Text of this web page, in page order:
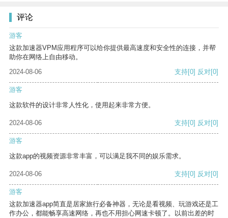
评论
游客
这款加速器VPM应用程序可以给你提供最高速度和安全性的连接，并帮
助你在网络上自由移动。
2024-08-06
支持[0] 反对[0]
游客
这款软件的设计非常人性化，使用起来非常方便。
2024-08-06 支持[0] 反对[0]
游客
这款app的视频资源非常丰富，可以满足我不同的娱乐需求。
2024-08-06 支持[0] 反对[0]
游客
这款加速器app简直是居家旅行必备神器，无论是看视频、玩游戏还是工
作办公，都能畅享高速网络，再也不用担心网速卡顿了。以前出差的时